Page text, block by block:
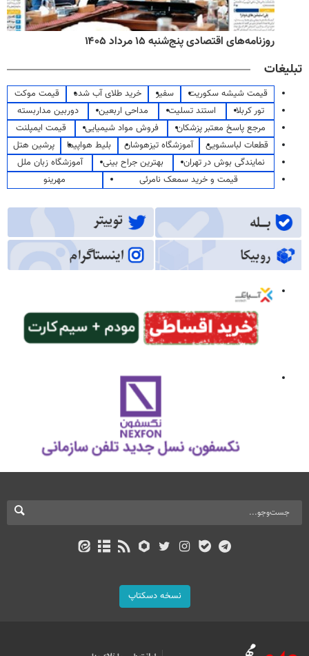
روزنامه‌های اقتصادی پنج‌شنبه ۱۵ مرداد ۱۴۰۵
تبلیغات
قیمت شیشه سکوریت سفیر خرید طلای آب شده
قیمت موکت
تور کربلا
استند تسلیت مداحی اربعین
دوربین مداربسته
مرجع پاسخ معتبر پزشکان
فروش مواد شیمیایی
قیمت ایمپلنت
قطعات لباسشویی
آموزشگاه تیزهوشان بلیط هواپیما
پرشین هتل
نمایندگی بوش در تهران
بهترین جراح بینی
آموزشگاه زبان ملل
قیمت و خرید سمعک نامرئی
مهرینو
نسخه دسکتاپ